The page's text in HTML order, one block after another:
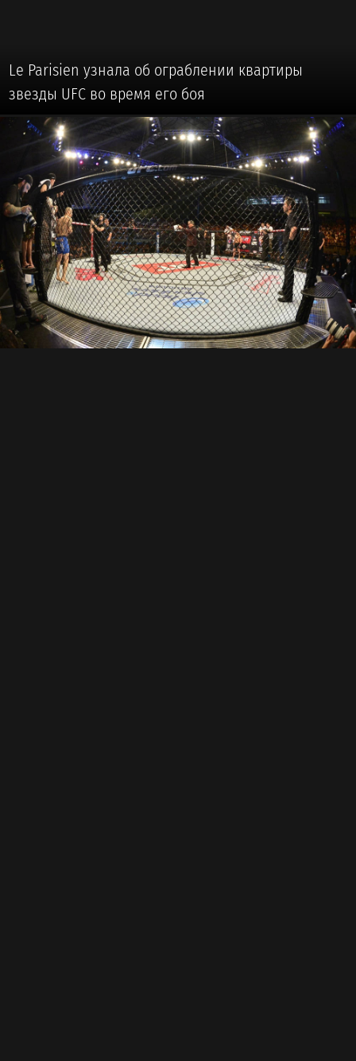
Le Parisien узнала об ограблении квартиры
звезды UFC во время его боя
🥋 #MMA / #ЕДИНОБОРСТВА